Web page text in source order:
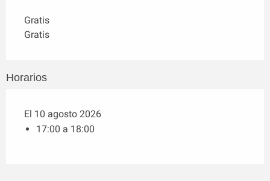
Gratis
Gratis
Horarios
El 10 agosto 2026
17:00 a 18:00